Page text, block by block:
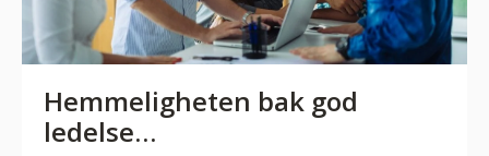
Hemmeligheten bak god
ledelse…